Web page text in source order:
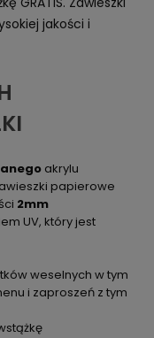
jakości i
akrylu
papierowe
2mm
UV, który jest
weselnych w tym
i zaproszeń z tym